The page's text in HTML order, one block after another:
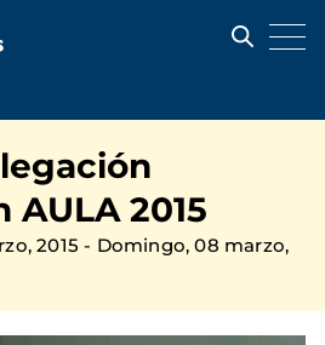
2015
2015 - Domingo, 08 marzo,